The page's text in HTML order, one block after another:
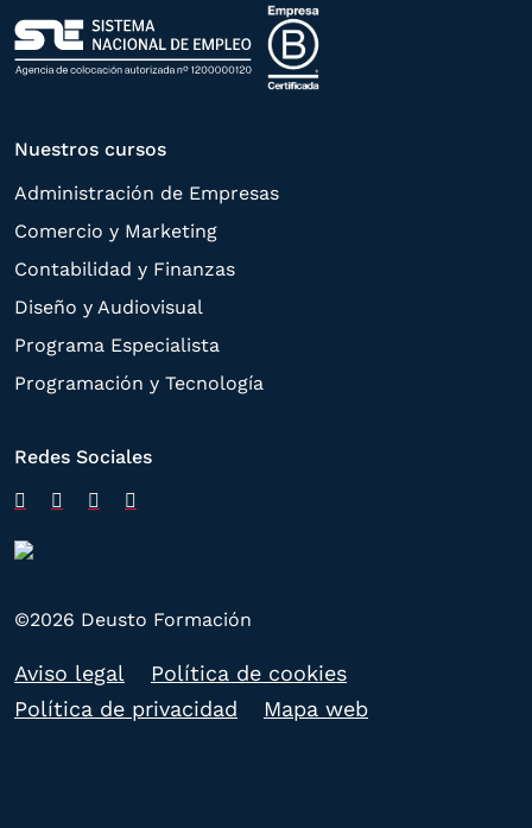
Nuestros cursos
Administración de Empresas
Comercio y Marketing
Contabilidad y Finanzas
Diseño y Audiovisual
Programa Especialista
Programación y Tecnología
Redes Sociales
©2026 Deusto Formación
Aviso legal
Política de cookies
Política de privacidad
Mapa web